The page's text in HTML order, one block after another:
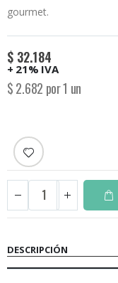
$ 32.184
+ 21% IVA
$ 2.682 por 1 un
gourmet.
DESCRIPCIÓN